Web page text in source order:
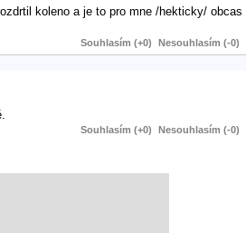
koleno a je to pro mne /hekticky/ obcas
Souhlasím (+0) Nesouhlasím (-0)
Souhlasím (+0) Nesouhlasím (-0)